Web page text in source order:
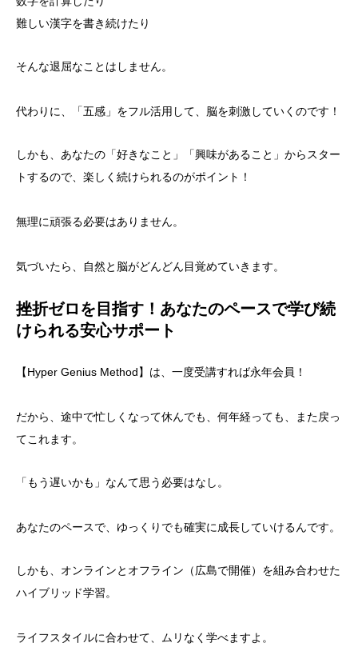
難しい漢字を書き続けたり
そんな退屈なことはしません。
代わりに、「五感」をフル活用して、脳を刺激していくのです！
しかも、あなたの「好きなこと」「興味があること」からスター
トするので、楽しく続けられるのがポイント！
無理に頑張る必要はありません。
気づいたら、自然と脳がどんどん目覚めていきます。
挫折ゼロを目指す！あなたのペースで学び続
けられる安心サポート
【Hyper Genius Method】は、一度受講すれば永年会員！
だから、途中で忙しくなって休んでも、何年経っても、また戻っ
てこれます。
「もう遅いかも」なんて思う必要はなし。
あなたのペースで、ゆっくりでも確実に成長していけるんです。
しかも、オンラインとオフライン（広島で開催）を組み合わせた
ハイブリッド学習。
ライフスタイルに合わせて、ムリなく学べますよ。